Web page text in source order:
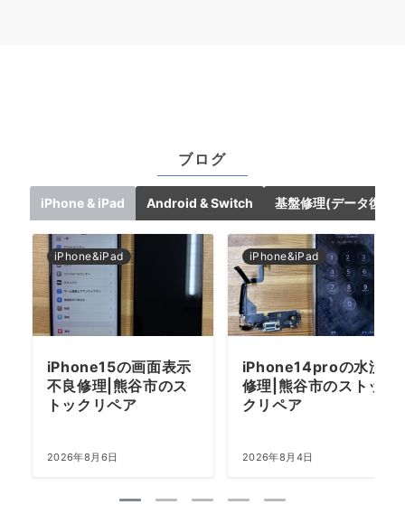
ブログ
iPhone & iPad Android & Switch 基盤修理(データ復旧)
iPhone&iPad
iPhone15の画面表示
不良修理|熊谷市のス
トックリペア
2026年8月6日
iPhone&iPad
iPhone14proの水没
修理|熊谷市のストッ
クリペア
2026年8月4日